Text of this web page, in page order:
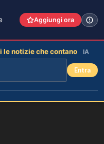
Aggiungi ora
le notizie che contano IA
Entra